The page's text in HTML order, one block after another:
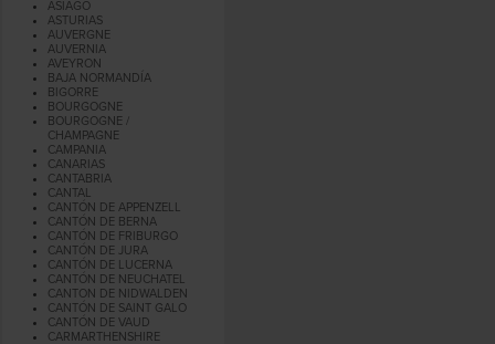
ASIAGO
ASTURIAS
AUVERGNE
AUVERNIA
AVEYRON
BAJA NORMANDÍA
BIGORRE
BOURGOGNE
BOURGOGNE /
CHAMPAGNE
CAMPANIA
CANARIAS
CANTABRIA
CANTAL
CANTÓN DE APPENZELL
CANTÓN DE BERNA
CANTÓN DE FRIBURGO
CANTÓN DE JURA
CANTÓN DE LUCERNA
CANTÓN DE NEUCHATEL
CANTON DE NIDWALDEN
CANTÓN DE SAINT GALO
CANTÓN DE VAUD
CARMARTHENSHIRE